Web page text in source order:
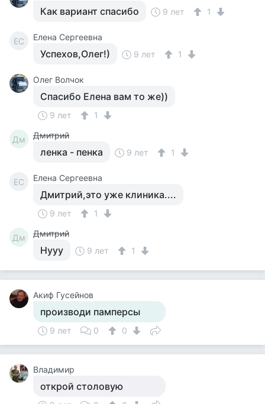
Как вариант спасибо 9 лет 1
ЕС Елена Сергеевна
Успехов,Олег!) 9 лет 1
Олег Волчок
Спасибо Елена вам то же))
9 лет 1
Дм Дмитрий
ленка - пенка 9 лет 1
ЕС Елена Сергеевна
Дмитрий,это уже клиника....
9 лет 1
Дм Дмитрий
Нууу 9 лет 1
Акиф Гусейнов
производи памперсы
9 лет 0 0
Владимир
открой столовую